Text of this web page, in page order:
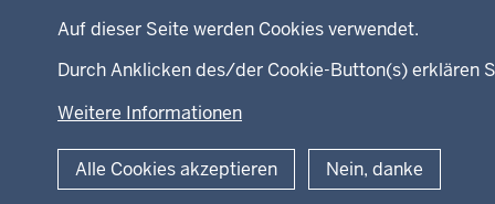
Auf dieser Seite werden Cookies verwendet.
Durch Anklicken des/der Cookie-Button(s) erklären
Weitere Informationen
Alle Cookies akzeptieren Nein, danke